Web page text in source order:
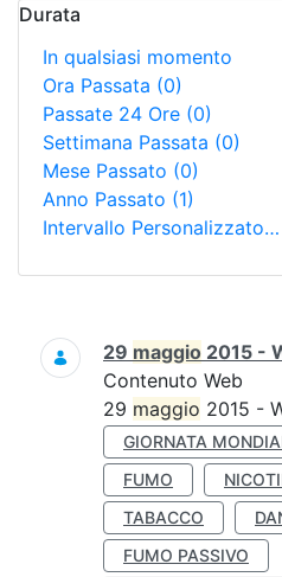
Durata
In qualsiasi momento
Ora Passata (0)
Passate 24 Ore (0)
Settimana Passata (0)
Mese Passato (0)
Anno Passato (1)
Intervallo Personalizzato…
Ricerca
29 maggio 2015 -
Contenuto Web
29 maggio 2015 -
GIORNATA
FUMO
TABACCO
FUMO PASSIVO